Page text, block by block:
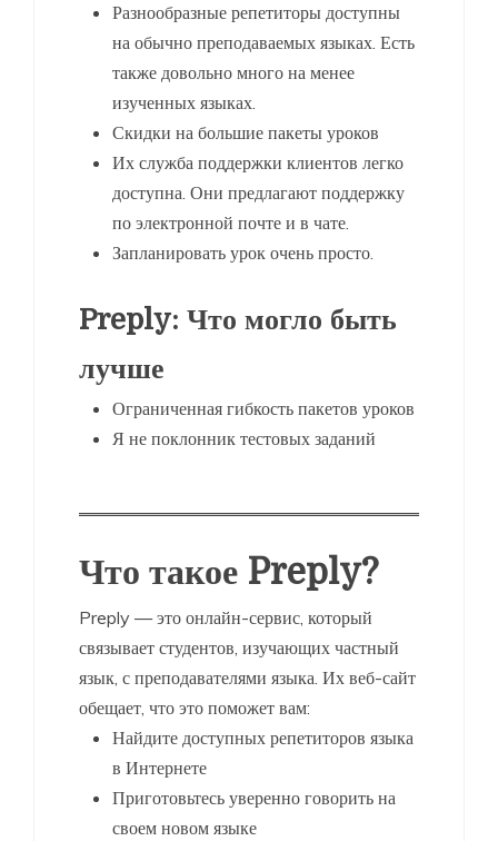
Разнообразные репетиторы доступны
на обычно преподаваемых языках. Есть
также довольно много на менее
изученных языках.
Скидки на большие пакеты уроков
Их служба поддержки клиентов легко
доступна. Они предлагают поддержку
по электронной почте и в чате.
Запланировать урок очень просто.
Preply: Что могло быть
лучше
Ограниченная гибкость пакетов уроков
Я не поклонник тестовых заданий
Что такое Preply?
Preply — это онлайн-сервис, который
связывает студентов, изучающих частный
язык, с преподавателями языка. Их веб-сайт
обещает, что это поможет вам:
Найдите доступных репетиторов языка
в Интернете
Приготовьтесь уверенно говорить на
своем новом языке